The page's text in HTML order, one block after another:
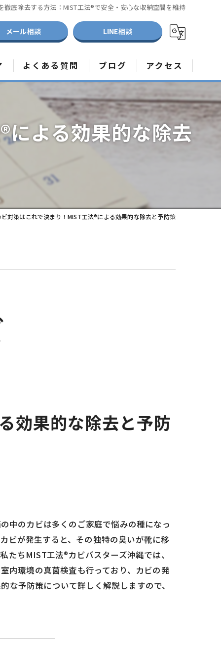
徹底除去する方法：MIST工法®で安全・安心な収納空間を維持
メール相談 LINE相談
り
り
り
よくある質問 ブログ アクセス
メディア取材受付中
よる効果的な除去
対策はこれで決まり！MIST工法®による効果的な除去と予防策
効果的な除去と予防
中のカビは多くのご家庭で悩みの種になっ
ビが発生すると、その独特の臭いが靴に移
ちMIST工法®カビバスターズ沖縄では、
内環境の真菌検査も行っており、カビの発
予防策について詳しく解説しますので、